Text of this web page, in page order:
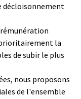
décloisonnement
la
de subir le plus
nous proposons
de l'ensemble